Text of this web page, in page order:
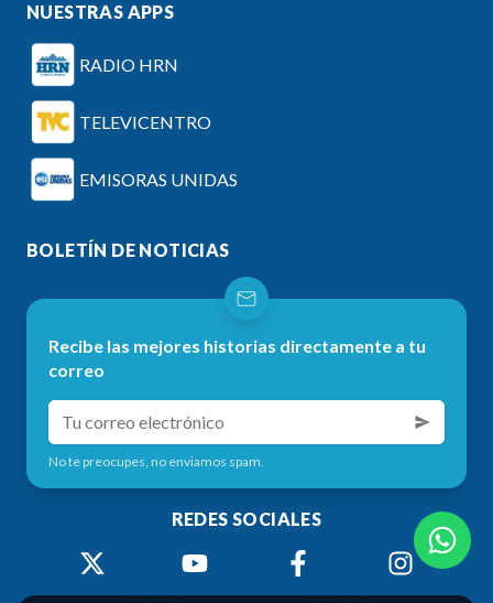
NUESTRAS APPS
RADIO HRN
TELEVICENTRO
EMISORAS UNIDAS
BOLETÍN DE NOTICIAS
Recibe las mejores historias directamente a tu
correo
No te preocupes, no enviamos spam.
REDES SOCIALES